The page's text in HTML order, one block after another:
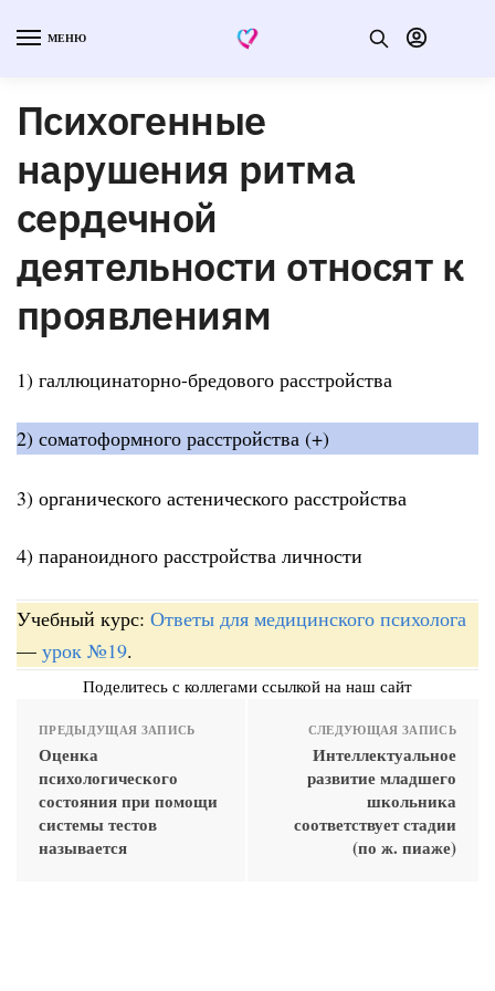
МЕНЮ
Психогенные
нарушения ритма
сердечной
деятельности относят к
проявлениям
1) галлюцинаторно-бредового расстройства
2) соматоформного расстройства (+)
3) органического астенического расстройства
4) параноидного расстройства личности
Учебный курс: Ответы для медицинского психолога
— урок №19.
Поделитесь с коллегами ссылкой на наш сайт
ПРЕДЫДУЩАЯ ЗАПИСЬ
Оценка
психологического
состояния при помощи
системы тестов
называется
СЛЕДУЮЩАЯ ЗАПИСЬ
Интеллектуальное
развитие младшего
школьника
соответствует стадии
(по ж. пиаже)